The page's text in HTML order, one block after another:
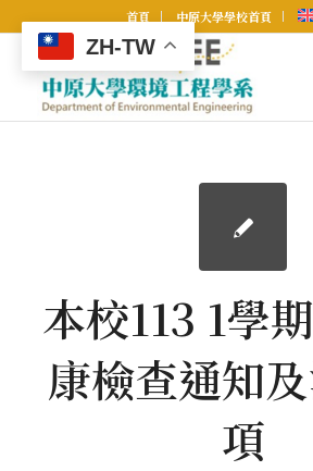
首頁 中原大學學校首頁
本校113 1學
康檢查通知
項
ZH-TW